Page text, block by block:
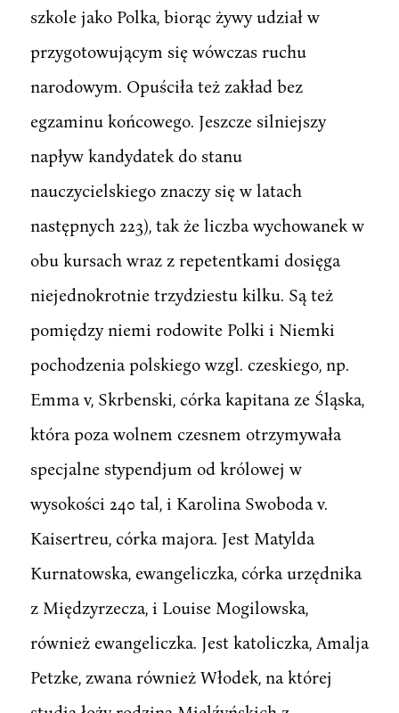
szkole jako Polka, biorąc żywy udział w
przygotowującym się wówczas ruchu
narodowym. Opuściła też zakład bez
egzaminu końcowego. Jeszcze silniejszy
napływ kandydatek do stanu
nauczycielskiego znaczy się w latach
następnych 223), tak że liczba wychowanek w
obu kursach wraz z repetentkami dosięga
niejednokrotnie trzydziestu kilku. Są też
pomiędzy niemi rodowite Polki i Niemki
pochodzenia polskiego wzgl. czeskiego, np.
Emma v, Skrbenski, córka kapitana ze Śląska,
która poza wolnem czesnem otrzymywała
specjalne stypendjum od królowej w
wysokości 240 tal, i Karolina Swoboda v.
Kaisertreu, córka majora. Jest Matylda
Kurnatowska, ewangeliczka, córka urzędnika
z Międzyrzecza, i Louise Mogilowska,
również ewangeliczka. Jest katoliczka, Amalja
Petzke, zwana również Włodek, na której